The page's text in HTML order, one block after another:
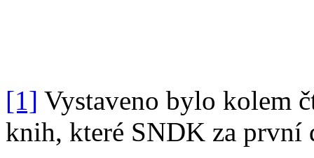
[1] Vystaveno bylo kolem
knih, které SNDK za první